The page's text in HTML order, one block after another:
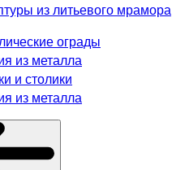
из литьевого мрамора
ограды
из металла
и столики
из металла